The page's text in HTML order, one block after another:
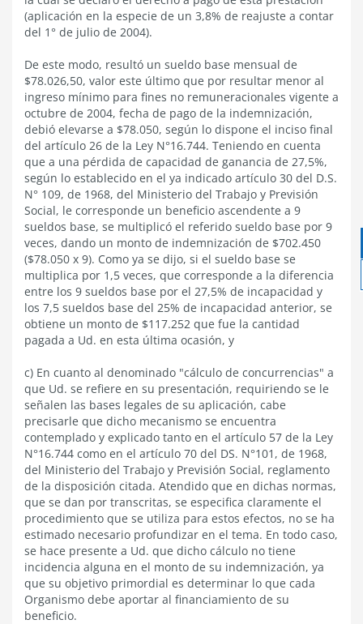
(aplicación en la especie de un 3,8% de reajuste a contar
del 1° de julio de 2004).
De este modo, resultó un sueldo base mensual de
$78.026,50, valor este último que por resultar menor al
ingreso mínimo para fines no remuneracionales vigente a
octubre de 2004, fecha de pago de la indemnización,
debió elevarse a $78.050, según lo dispone el inciso final
del artículo 26 de la Ley N°16.744. Teniendo en cuenta
que a una pérdida de capacidad de ganancia de 27,5%,
según lo establecido en el ya indicado artículo 30 del D.S.
N° 109, de 1968, del Ministerio del Trabajo y Previsión
Social, le corresponde un beneficio ascendente a 9
sueldos base, se multiplicó el referido sueldo base por 9
veces, dando un monto de indemnización de $702.450
($78.050 x 9). Como ya se dijo, si el sueldo base se
multiplica por 1,5 veces, que corresponde a la diferencia
entre los 9 sueldos base por el 27,5% de incapacidad y
los 7,5 sueldos base del 25% de incapacidad anterior, se
obtiene un monto de $117.252 que fue la cantidad
pagada a Ud. en esta última ocasión, y
c) En cuanto al denominado "cálculo de concurrencias" a
que Ud. se refiere en su presentación, requiriendo se le
señalen las bases legales de su aplicación, cabe
precisarle que dicho mecanismo se encuentra
contemplado y explicado tanto en el artículo 57 de la Ley
N°16.744 como en el artículo 70 del DS. N°101, de 1968,
del Ministerio del Trabajo y Previsión Social, reglamento
de la disposición citada. Atendido que en dichas normas,
que se dan por transcritas, se especifica claramente el
procedimiento que se utiliza para estos efectos, no se ha
estimado necesario profundizar en el tema. En todo caso,
se hace presente a Ud. que dicho cálculo no tiene
incidencia alguna en el monto de su indemnización, ya
que su objetivo primordial es determinar lo que cada
Organismo debe aportar al financiamiento de su
beneficio.